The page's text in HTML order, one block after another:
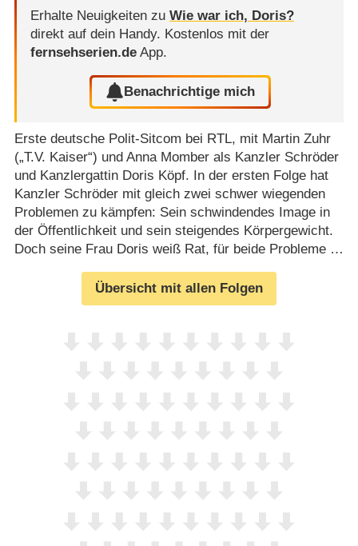
Erhalte Neuigkeiten zu Wie war ich, Doris?
direkt auf dein Handy. Kostenlos mit der
fernsehserien.deApp.
Benachrichtige mich
Erste deutsche Polit-Sitcom bei RTL, mit Martin Zuhr
(„T.V. Kaiser“) und Anna Momber als Kanzler Schröder
und Kanzlergattin Doris Köpf. In der ersten Folge hat
Kanzler Schröder mit gleich zwei schwer wiegenden
Problemen zu kämpfen: Sein schwindendes Image in
der Öffentlichkeit und sein steigendes Körpergewicht.
Doch seine Frau Doris weiß Rat, für beide Probleme …
Übersicht mit allen Folgen